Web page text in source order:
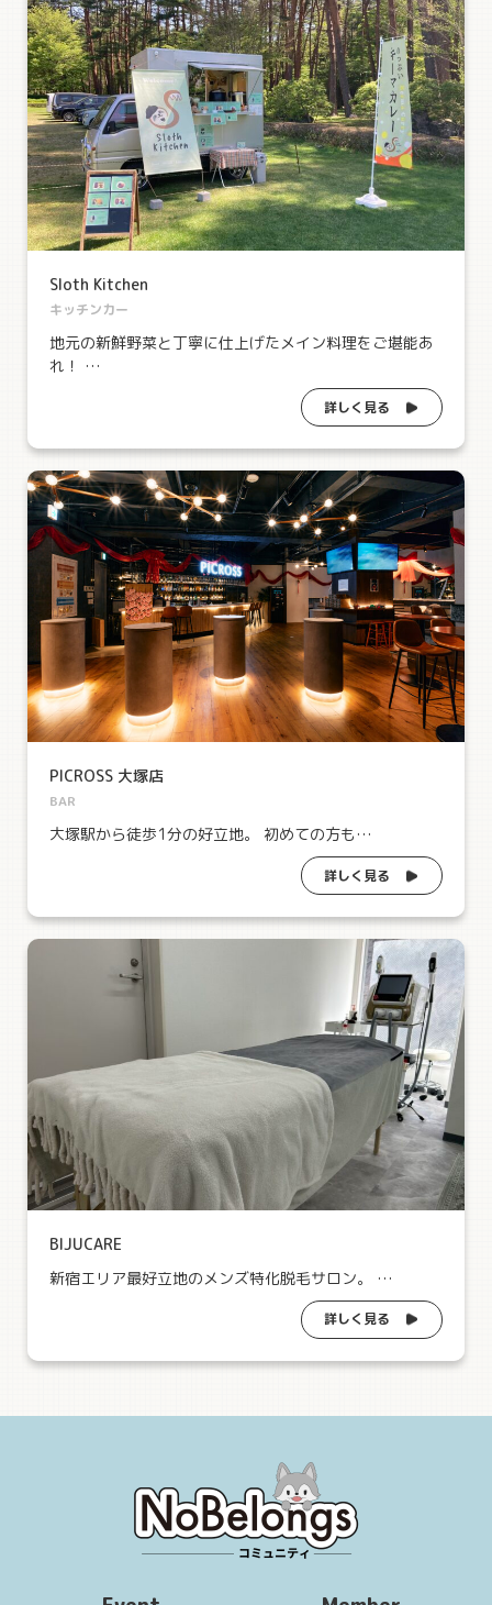
Sloth Kitchen
キッチンカー
地元の新鮮野菜と丁寧に仕上げたメイン料理をご堪能あ
れ！ …
詳しく見る
PICROSS 大塚店
BAR
大塚駅から徒歩1分の好立地。 初めての方も…
詳しく見る
BIJUCARE
新宿エリア最好立地のメンズ特化脱毛サロン。 …
詳しく見る